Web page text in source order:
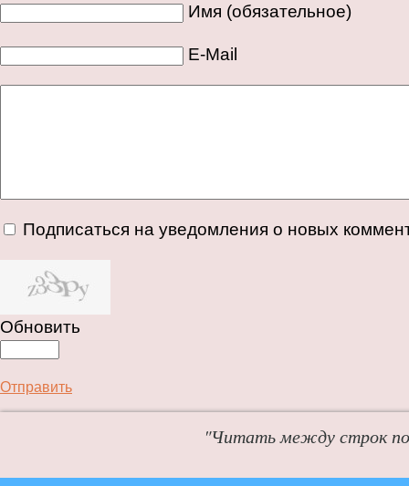
Имя (обязательное)
E-Mail
Подписаться на уведомления о новых
Обновить
Отправить
"Читать между строк